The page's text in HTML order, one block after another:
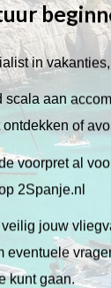
in
scala aan
of
voorpret al
2Spanje.nl
jouw
eventuele
kunt gaan.